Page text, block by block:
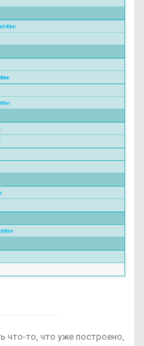
что-то, что уже построено,